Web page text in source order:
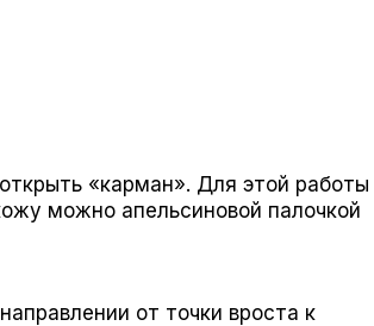
«карман». Для этой работы
можно апельсиновой палочкой
от точки вроста к